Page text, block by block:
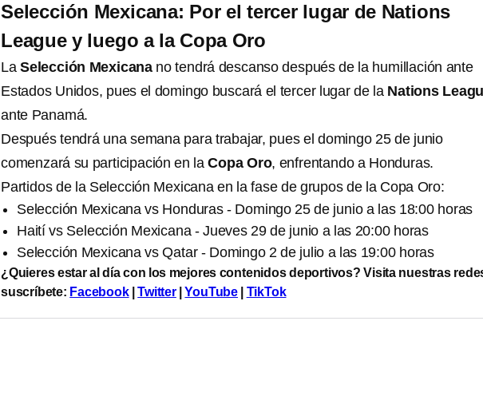
Selección Mexicana: Por el tercer lugar de Nations
League y luego a la Copa Oro
La Selección Mexicana no tendrá descanso después de la humillación ante
Estados Unidos, pues el domingo buscará el tercer lugar de la Nations
ante Panamá.
Después tendrá una semana para trabajar, pues el domingo 25 de junio
comenzará su participación en laCopa Oro, enfrentando a Honduras.
Partidos de la Selección Mexicana en la fase de grupos de la Copa Oro:
Selección Mexicana vs Honduras - Domingo 25 de junio a las 18:00 horas
Haití vs Selección Mexicana - Jueves 29 de junio a las 20:00 horas
Selección Mexicana vs Qatar - Domingo 2 de julio a las 19:00 horas
¿Quieres estar al día con los mejores contenidos deportivos? Visita nuestras
suscríbete: Facebook|Twitter|YouTube TikTok